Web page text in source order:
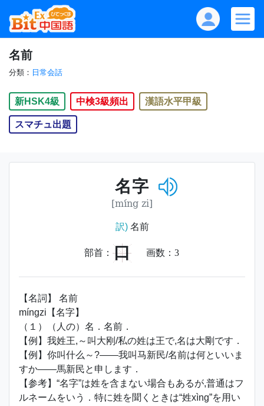
名前
分類： 日常会話
新HSK4級 中検3級頻出 漢語水平甲級
スマチュ出題
名字
[míng zi]
訳)名前
部首： 口 画数： 3
【名詞】 名前
míngzi【名字】
（１）（人の）名．名前．
【例】我姓王,～叫大刚/私の姓は王で,名は大剛です．
【例】你叫什么～?――我叫马新民/名前は何といいま
すか――馬新民と申します．
【参考】“名字”は姓を含まない場合もあるが,普通はフ
ルネームをいう．特に姓を聞くときは“姓xìng”を用い